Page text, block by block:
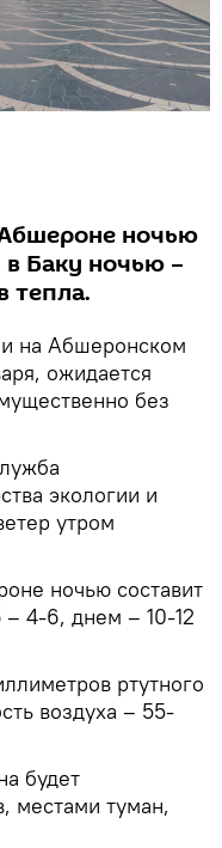
ночью
в Баку ночью –
тепла.
на Абшеронском
ожидается
без
экологии и
утром
ночью составит
4-6, днем – 10-12
ртутного
воздуха – 55-
будет
местами туман,